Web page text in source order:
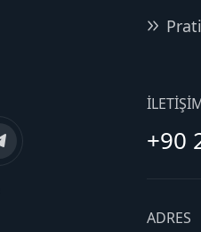
+90
ADRES